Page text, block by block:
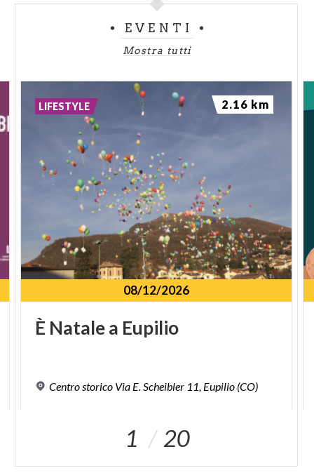
EVENTI
Mostra tutti
08/12/2026
È Natalea Eupilio
Centro storico Via E. Scheibler 11, Eupilio (CO)
LIFESTYLE 2.16 km
1 20